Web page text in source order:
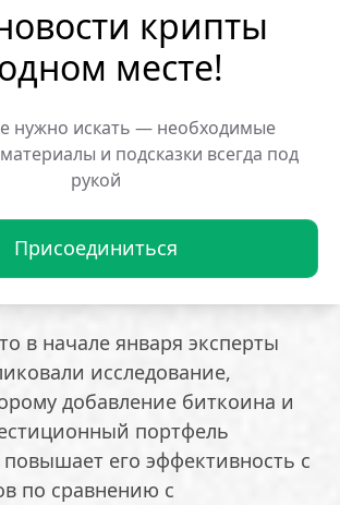
крипты
месте!
нужно искать — необходимые
и подсказки всегда под
рукой
Присоединиться
долларов инвестиций
внимание крупных
СМИ.
на базе которого
занимает седьмую
DeFi-проектов по
средств, который
составляет 6,7 миллиарда
в начале января эксперты
исследование,
добавление биткоина и
портфель
его эффективность с
по сравнению с